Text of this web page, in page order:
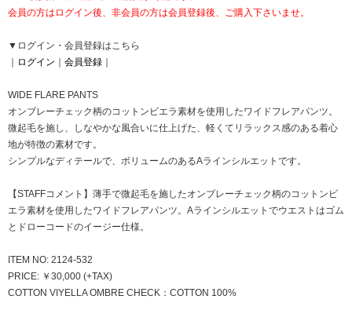
会員の方はログイン後、非会員の方は会員登録後、ご購入下さいませ。
▼ログイン・会員登録はこちら
｜ ログイン ｜ 会員登録 ｜
WIDE FLARE PANTS
オンブレーチェック柄のコットンビエラ素材を使用したワイドフレアパンツ。
微起毛を施し、しなやかな風合いに仕上げた、軽くてリラックス感のある着心
地が特徴の素材です。
シンプルなディテールで、ボリュームのあるAラインシルエットです。
【STAFFコメント】薄手で微起毛を施したオンブレーチェック柄のコットンビ
エラ素材を使用したワイドフレアパンツ。Aラインシルエットでウエストはゴム
とドローコードのイージー仕様。
ITEM NO: 2124-532
PRICE: ￥30,000 (+TAX)
COTTON VIYELLA OMBRE CHECK：COTTON 100%